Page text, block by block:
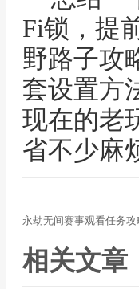
Fi锁，提
野路子攻
套设置方
现在的老
省不少麻
永劫无间赛事观看任务
相关文章